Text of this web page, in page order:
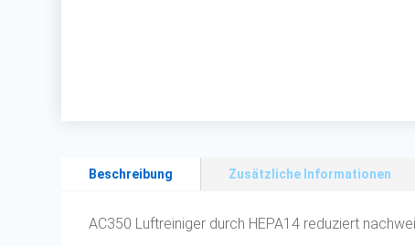
Beschreibung Zusätzliche Informationen
AC350 Luftreiniger durch HEPA14 reduziert